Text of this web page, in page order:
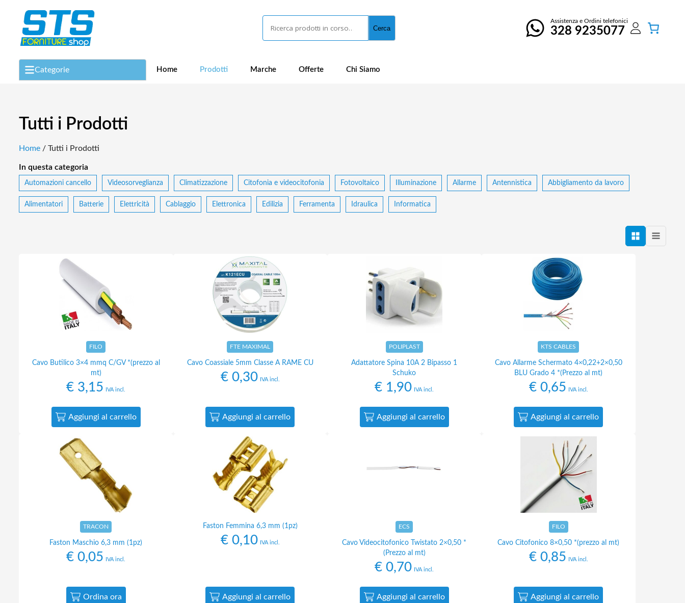
Cerca
Assistenza e Ordini telefonici
328 9235077
Categorie
Climatizzazione
Citofonia e videocitofonia
Fotovoltaico
Illuminazione
Allarme
Alimentatori
Batterie
Cablaggio
Informatica
Vedile Tutte Home Prodotti Marche Offerte Chi Siamo
Tutti i Prodotti
Home / Tutti i Prodotti
In questa categoria
Automazioni cancello Videosorveglianza Climatizzazione Citofonia e videocitofonia Fotovoltaico Illuminazione Allarme Antennistica Abbigliamento da lavoro
Alimentatori Batterie Elettricità Cablaggio Elettronica Edilizia Ferramenta Idraulica Informatica
FILO
Cavo Butilico 3×4 mmq C/GV *(prezzo al
mt)
€ 3,15 IVA incl.
Aggiungi al carrello
FTE MAXIMAL
Cavo Coassiale 5mm Classe A RAME CU
€0,30 IVA incl.
Aggiungi al carrello
POLIPLAST
Adattatore Spina 10A 2 Bipasso 1
Schuko
€ 1,90 IVA incl.
Aggiungi al carrello
KTS CABLES
Cavo Allarme Schermato 4×0,22+2×0,50
BLU Grado 4 *(Prezzo al mt)
€0,65 IVA incl.
Aggiungi al carrello
TRACON
Faston Maschio 6,3 mm (1pz)
€ 0,05 IVA incl.
Ordina ora
Faston Femmina 6,3 mm (1pz)
€0,10 IVA incl.
Aggiungi al carrello
ECS
Cavo Videocitofonico Twistato 2×0,50 *
(Prezzo al mt)
€ 0,70 IVA incl.
Aggiungi al carrello
FILO
Cavo Citofonico 8×0,50 *(prezzo al mt)
€0,85 IVA incl.
Aggiungi al carrello